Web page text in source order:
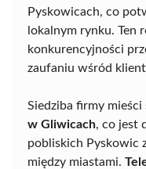
Pyskowicach, co
lokalnym rynku. Ten
konkurencyjności
zaufaniu wśród
Siedziba firmy mieści
w Gliwicach, co jest
pobliskich Pyskowic
między miastami.